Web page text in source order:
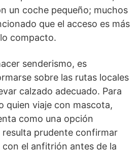
un coche pequeño; muchos
que el acceso es más
compacto.
senderismo, es
sobre las rutas locales
calzado adecuado. Para
quien viaje con mascota,
como una opción
resulta prudente confirmar
el anfitrión antes de la